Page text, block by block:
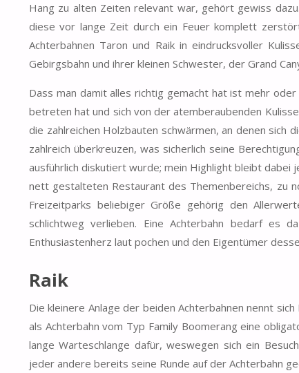
Hang zu alten Zeiten relevant war, gehört gewiss
diese vor lange Zeit durch ein Feuer komplett
Achterbahnen Taron und Raik in eindrucksvoller
Gebirgsbahn und ihrer kleinen Schwester, der Grand
Dass man damit alles richtig gemacht hat ist mehr
betreten hat und sich von der atemberaubenden
die zahlreichen Holzbauten schwärmen, an denen sich
zahlreich überkreuzen, was sicherlich seine
ausführlich diskutiert wurde; mein Highlight bleibt
nett gestalteten Restaurant des Themenbereichs, zu
Freizeitparks beliebiger Größe gehörig den
schlichtweg verlieben. Eine Achterbahn bedarf es
Enthusiastenherz laut pochen und den Eigentümer
Raik
Die kleinere Anlage der beiden Achterbahnen nennt
als Achterbahn vom Typ Family Boomerang eine
lange Warteschlange dafür, weswegen sich ein
jeder andere bereits seine Runde auf der Achterbahn